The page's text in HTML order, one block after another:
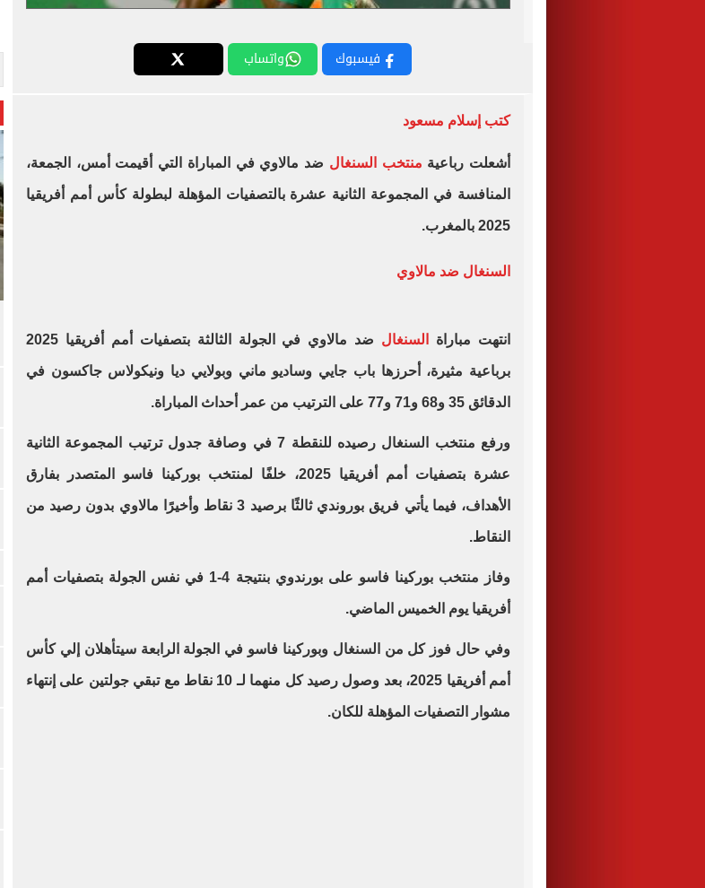
فيسبوك واتساب
كتب إسلام مسعود
أشعلت رباعية منتخب السنغال ضد مالاوي في المباراة التي أقيمت أمس، الجمعة،
المنافسة في المجموعة الثانية عشرة بالتصفيات المؤهلة لبطولة كأس أمم أفريقيا
2025 بالمغرب.
السنغال ضد مالاوي
انتهت مباراة السنغال ضد مالاوي في الجولة الثالثة بتصفيات أمم أفريقيا 2025
برباعية مثيرة، أحرزها باب جايي وساديو ماني وبولايي ديا ونيكولاس جاكسون في
الدقائق 35 و68 و71 و77 على الترتيب من عمر أحداث المباراة.
ورفع منتخب السنغال رصيده للنقطة 7 في وصافة جدول ترتيب المجموعة الثانية
عشرة بتصفيات أمم أفريقيا 2025، خلفًا لمنتخب بوركينا فاسو المتصدر بفارق
الأهداف، فيما يأتي فريق بوروندي ثالثًا برصيد 3 نقاط وأخيرًا مالاوي بدون رصيد من
النقاط.
وفاز منتخب بوركينا فاسو على بورندوي بنتيجة 4-1 في نفس الجولة بتصفيات أمم
أفريقيا يوم الخميس الماضي.
وفي حال فوز كل من السنغال وبوركينا فاسو في الجولة الرابعة سيتأهلان إلي كأس
أمم أفريقيا 2025، بعد وصول رصيد كل منهما لـ 10 نقاط مع تبقي جولتين على إنتهاء
مشوار التصفيات المؤهلة للكان.